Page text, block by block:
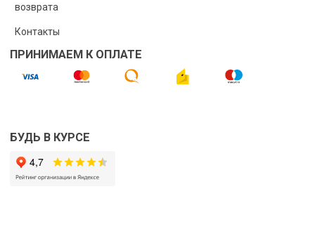
возврата
Контакты
ПРИНИМАЕМ К ОПЛАТЕ
БУДЬ В КУРСЕ